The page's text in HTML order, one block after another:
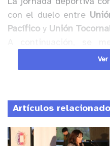
con el duelo entre
Pacífico y Unión
seguidos porUnión
Anuncio
El cierre de la jornada
el esperado encuentro
Ver
Artículos